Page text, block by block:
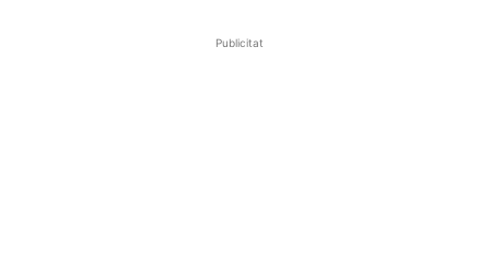
Publicitat